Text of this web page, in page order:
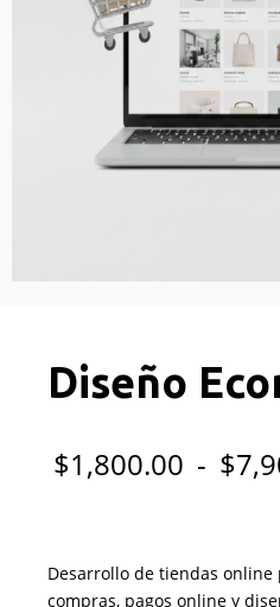
Diseño
$1,800.00 - $
Desarrollo de tiendas
compras, pagos online y